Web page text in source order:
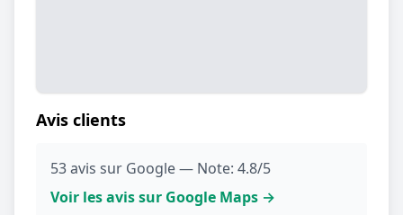
Avis clients
53 avis sur Google — Note: 4.8/5
Voir les avis sur Google Maps →